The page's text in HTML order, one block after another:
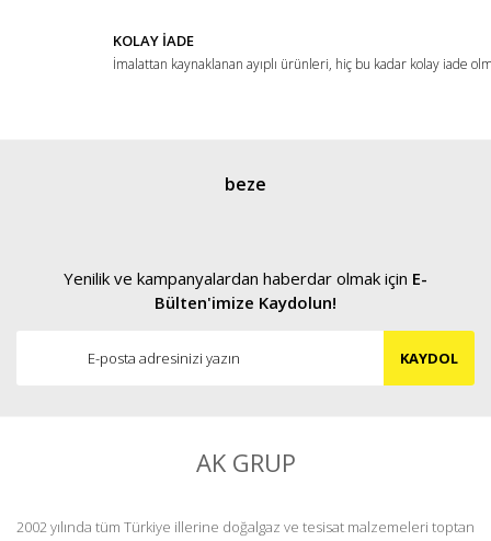
Gönder
KOLAY İADE
İmalattan kaynaklanan ayıplı ürünleri, hiç bu kadar kolay iade
beze
Yenilik ve kampanyalardan haberdar olmak için E-
Bülten'imize Kaydolun!
KAYDOL
AK GRUP
2002 yılında tüm Türkiye illerine doğalgaz ve tesisat malzemeleri toptan